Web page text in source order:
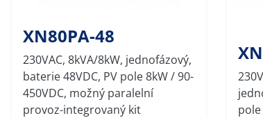
XN80PA-48
230VAC, 8kVA/8kW, jednofázový,
baterie 48VDC, PV pole 8kW / 90-
450VDC, možný paralelní
provoz-integrovaný kit
pole